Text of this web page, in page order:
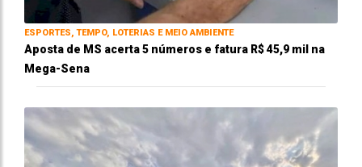
ESPORTES, TEMPO, LOTERIAS E MEIO AMBIENTE
Aposta de MS acerta 5 números e fatura R$ 45,9 mil na
Mega-Sena